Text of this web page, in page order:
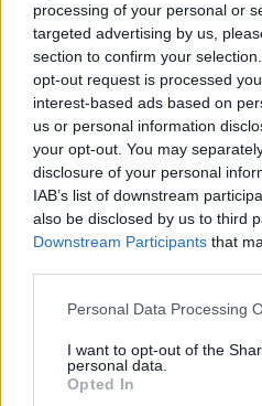
processing of your personal or
targeted advertising by us,
section to confirm your
opt-out request is processed
interest-based ads based on
us or personal information
your opt-out. You may
disclosure of your personal
IAB’s list of downstream
also be disclosed by us to third
Downstream Participants that
Please note that this website/
not limited to your visit or usage
grant or deny consent to
use your data for below
Personal Data Processing
I want to opt-out of the
personal data.
Opted In
Comunio’ya sor: Alexandru Maxim
02/28/2023 YazarRıdvan Kutlu
Maxim bu konuda Beşiktaş’a için
Alli’den umduğu performansı